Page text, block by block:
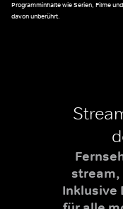
Programminhalte wie Serien, Filme
davon unberührt.
Inklusive